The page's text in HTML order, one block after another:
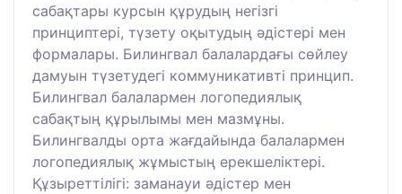
сабақтары курсын құрудың негізгі
принциптері, түзету оқытудың әдістері мен
формалары. Билингвал балалардағы сөйлеу
дамуын түзетудегі коммуникативті принцип.
Билингвал балалармен логопедиялық
сабақтың құрылымы мен мазмұны.
Билингвалды орта жағдайында балалармен
логопедиялық жұмыстың ерекшеліктері.
Құзыреттілігі: заманауи әдістер мен